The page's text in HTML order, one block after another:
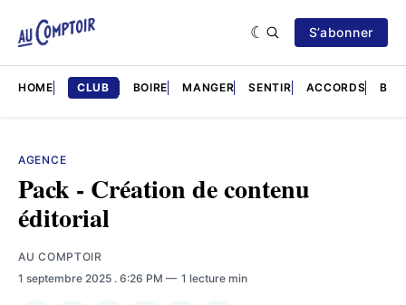
S’abonner
HOME CLUB BOIRE MANGER SENTIR ACCORDS
AGENCE
Pack - Création de contenu
éditorial
AU COMPTOIR
1 septembre 2025 . 6:26 PM 1 lecture min